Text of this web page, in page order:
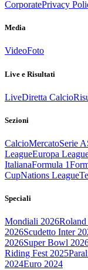
CorporatePrivacy
Media
VideoFoto
Live e Risultati
LiveDiretta Calcio
Sezioni
CalcioMercatoSerie A
LeagueEuropa
ItalianaFormula 1
CupNations League
Speciali
Mondiali 2026Roland
2026Scudetto Inter
2026Super Bowl
Riding Fest 2025
2024Euro 2024